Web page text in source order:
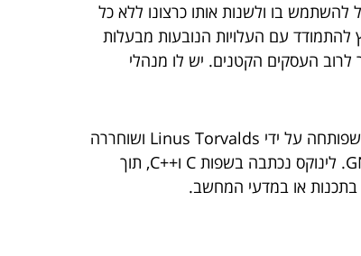
בו ולשנות אותו כרצונו ללא כל
עם העלויות הנובעות מבעלות
לרוב העסקים הקטנים. יש לו מנהלי
מערכת ההפעלה לינוקס היא אחת ממערכות ההפעלה הפופולריות והנפוצות בעולם. זוהי תוכנה חינמית בקוד פתוח (FOSS) שפותחה על ידי Linus Torvalds ושוחררה
ב-28 במרץ 1991. מערכת ההפעלה מבוססת על ליבת UNIX בעלת משימה אחת, עם ממשק משתמש חדש בשם GNUstep. לינוקס נכתבה בשפות C ו++C, תוך